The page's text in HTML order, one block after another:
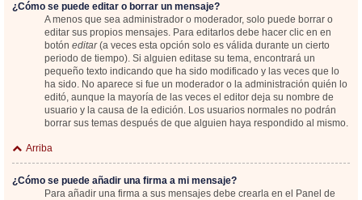
¿Cómo se puede editar o borrar un mensaje?
A menos que sea administrador o moderador, solo puede borrar o
editar sus propios mensajes. Para editarlos debe hacer clic en en
botón editar(a veces esta opción solo es válida durante un cierto
periodo de tiempo). Si alguien editase su tema, encontrará un
pequeño texto indicando que ha sido modificado y las veces que lo
ha sido. No aparece si fue un moderador o la administración quién lo
editó, aunque la mayoría de las veces el editor deja su nombre de
usuario y la causa de la edición. Los usuarios normales no podrán
borrar sus temas después de que alguien haya respondido al mismo.
Arriba
¿Cómo se puede añadir una firma a mi mensaje?
Para añadir una firma a sus mensajes debe crearla en el Panel de